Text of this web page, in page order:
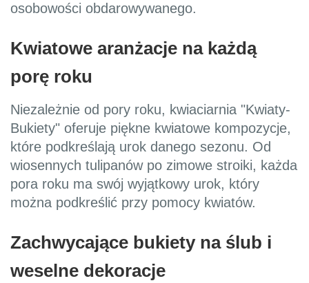
osobowości obdarowywanego.
Kwiatowe aranżacje na każdą
porę roku
Niezależnie od pory roku, kwiaciarnia "Kwiaty-
Bukiety" oferuje piękne kwiatowe kompozycje,
które podkreślają urok danego sezonu. Od
wiosennych tulipanów po zimowe stroiki, każda
pora roku ma swój wyjątkowy urok, który
można podkreślić przy pomocy kwiatów.
Zachwycające bukiety na ślub i
weselne dekoracje